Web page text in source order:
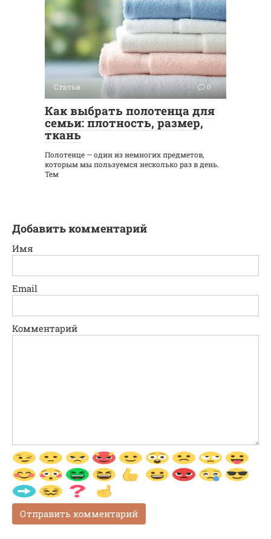
Статьи 0
Как выбрать полотенца для
семьи: плотность, размер,
ткань
Полотенце — один из немногих предметов,
которым мы пользуемся несколько раз в день.
Тем
Добавить комментарий
Имя
Email
Комментарий